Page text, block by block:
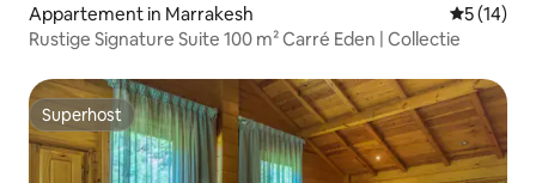
Appartement in Marrakesh
5 (14)
Rustige Signature Suite 100 m² Carré Eden | Collectie
Superhost
Superhost